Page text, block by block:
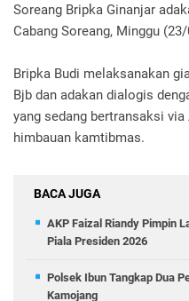
Soreang Bripka Ginanjar
Cabang Soreang, Minggu
Bripka Budi melaksanakan
Bjb dan adakan dialogis
yang sedang bertransaksi
himbauan kamtibmas.
BACA JUGA
AKP Faizal Riandy Pimpin
Piala Presiden 2026
Polsek Ibun Tangkap Dua
Kamojang